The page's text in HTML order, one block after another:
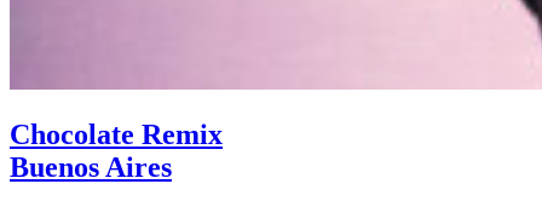
Chocolate Remix
Buenos Aires